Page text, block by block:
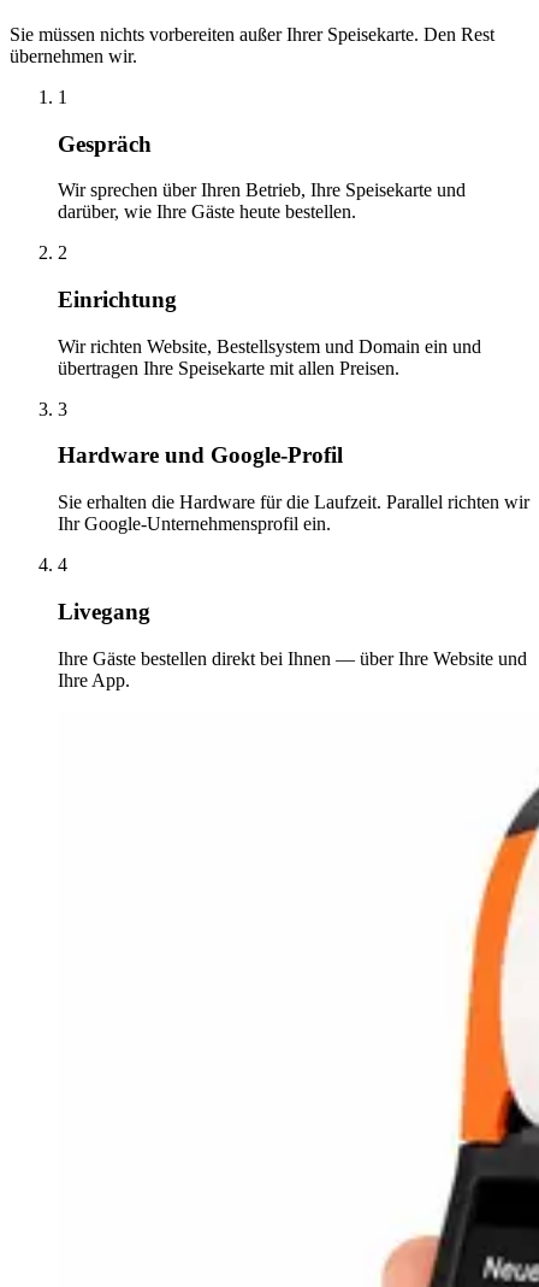
Sie müssen nichts vorbereiten außer Ihrer Speisekarte. Den Rest
übernehmen wir.
1
Gespräch
Wir sprechen über Ihren Betrieb, Ihre Speisekarte und
darüber, wie Ihre Gäste heute bestellen.
2
Einrichtung
Wir richten Website, Bestellsystem und Domain ein und
übertragen Ihre Speisekarte mit allen Preisen.
3
Hardware und Google-Profil
Sie erhalten die Hardware für die Laufzeit. Parallel richten wir
Ihr Google-Unternehmensprofil ein.
4
Livegang
Ihre Gäste bestellen direkt bei Ihnen — über Ihre Website und
Ihre App.